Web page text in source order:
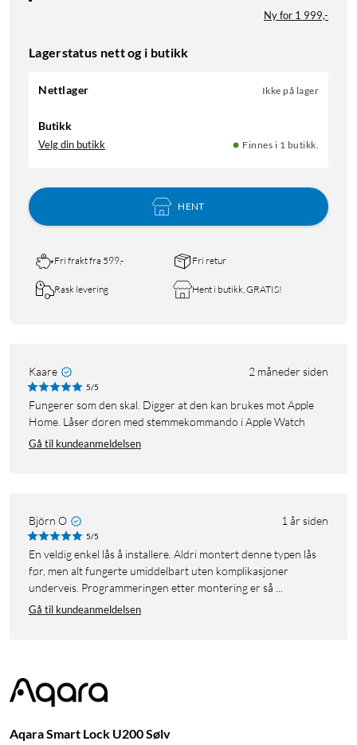
Ny for 1 999,-
Lagerstatus nett og i butikk
Nettlager Ikke på lager
Butikk
Velg din butikk Finnes i 1 butikk.
HENT
Fri frakt fra 599,- Fri retur
Rask levering Hent i butikk, GRATIS!
Kaare 2 måneder siden
5/5
Fungerer som den skal. Digger at den kan brukes mot Apple
Home. Låser døren med stemmekommando i Apple Watch
Gå til kundeanmeldelsen
Björn O 1 år siden
5/5
En veldig enkel lås å installere. Aldri montert denne typen lås
før, men alt fungerte umiddelbart uten komplikasjoner
underveis. Programmeringen etter montering er så ...
Gå til kundeanmeldelsen
Aqara Smart Lock U200 Sølv